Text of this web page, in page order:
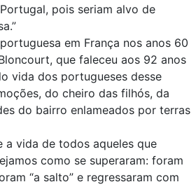
pois seriam alvo de
em França nos anos 60
que faleceu aos 92 anos
vida dos portugueses desse
do cheiro das filhós, da
do bairro enlameados por terras
a vida de todos aqueles que
como se superaram: foram
“a salto” e regressaram com